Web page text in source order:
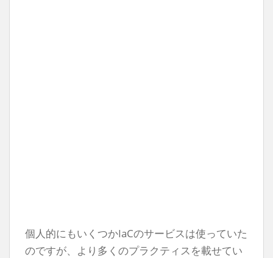
個人的にもいくつかIaCのサービスは使っていた
のですが、より多くのプラクティスを載せてい